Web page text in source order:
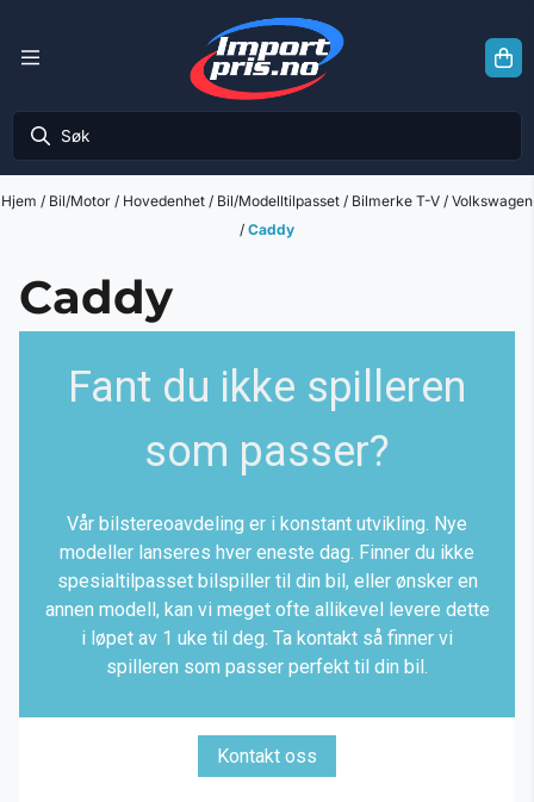
Hjem / Bil/Motor / Hovedenhet / Bil/Modelltilpasset / Bilmerke T-V / Volkswagen
/ Caddy
Caddy
Fant du ikke spilleren
som passer?
Vår bilstereoavdeling er i konstant utvikling. Nye
modeller lanseres hver eneste dag. Finner du ikke
spesialtilpasset bilspiller til din bil, eller ønsker en
annen modell, kan vi meget ofte allikevel levere dette
i løpet av 1 uke til deg. Ta kontakt så finner vi
spilleren som passer perfekt til din bil.
Kontakt oss